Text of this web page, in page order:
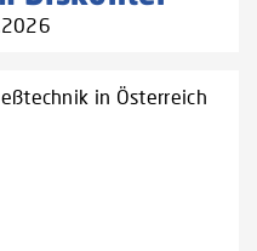
in Österreich